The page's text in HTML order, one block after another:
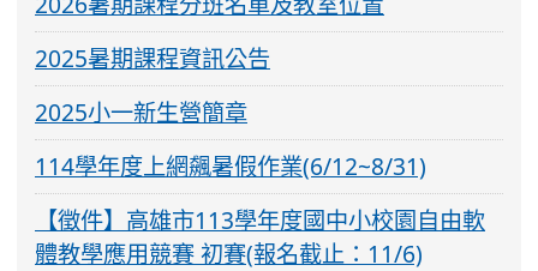
2025暑期課程資訊公告
2025小一新生營簡章
114學年度上網飆暑假作業(6/12~8/31)
【徵件】高雄市113學年度國中小校園自由軟
體教學應用競賽 初賽(報名截止：11/6)